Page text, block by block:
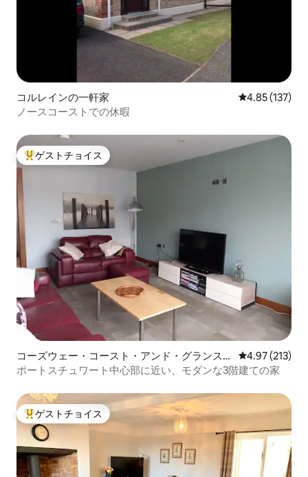
コルレインの一軒家 レビュー137
4.85 (137)
ノースコーストでの休暇
大好評のゲストチョイスです。
ゲストチョイス
コーズウェー・コースト・アンド・グランスの
一軒家
レビュー213
4.97 (213)
ポートスチュワート中心部に近い、モダンな3階建ての家
大好評のゲストチョイスです。
ゲストチョイス